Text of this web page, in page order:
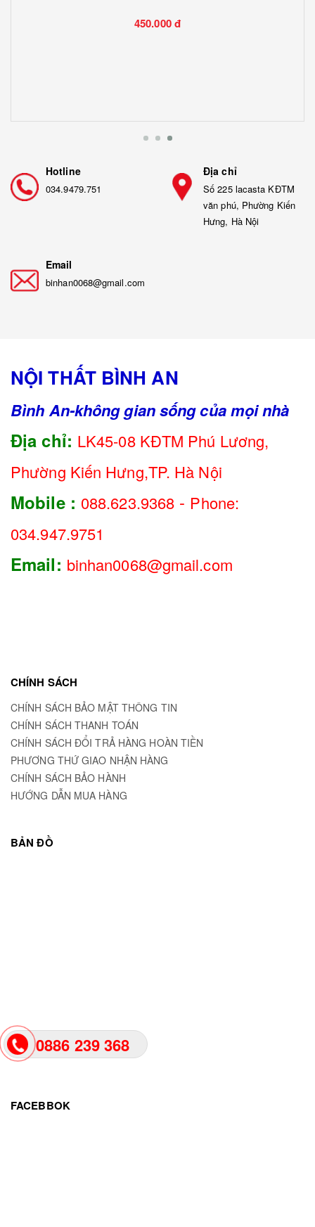
450.000 đ
Hotline
034.9479.751
Địa chỉ
Số 225 lacasta KĐTM
văn phú, Phường Kiến
Hưng, Hà Nội
Email
binhan0068@gmail.com
NỘI THẤT BÌNH AN
Bình An-không gian sống của mọi nhà
Địa chỉ: LK45-08 KĐTM Phú Lương,
Phường Kiến Hưng,TP. Hà Nội
Mobile : 088.623.9368 - Phone:
034.947.9751
Email: binhan0068@gmail.com
CHÍNH SÁCH
CHÍNH SÁCH BẢO MẬT THÔNG TIN
CHÍNH SÁCH THANH TOÁN
CHÍNH SÁCH ĐỔI TRẢ HÀNG HOÀN TIỀN
PHƯƠNG THỨ GIAO NHẬN HÀNG
CHÍNH SÁCH BẢO HÀNH
HƯỚNG DẪN MUA HÀNG
BẢN ĐỒ
FACEBBOK
0886 239 368